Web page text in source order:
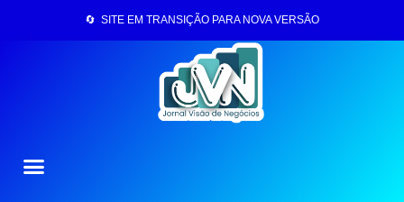
🔄 SITE EM TRANSIÇÃO PARA NOVA VERSÃO